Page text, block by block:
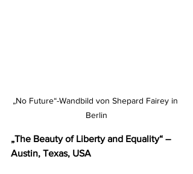
„No Future“-Wandbild von Shepard Fairey in
Berlin
„The Beauty of Liberty and Equality“ –
Austin, Texas, USA